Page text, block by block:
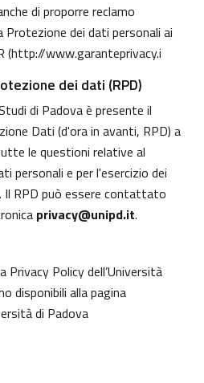
di proporre reclamo
Protezione dei dati personali ai
(http://www.garanteprivacy.i
dei dati (RPD)
di Padova è presente il
Dati (d'ora in avanti, RPD) a
le questioni relative al
personali e per l'esercizio dei
Il RPD può essere contattato
privacy@unipd.it.
Policy dell’Università
disponibili alla pagina
di Padova